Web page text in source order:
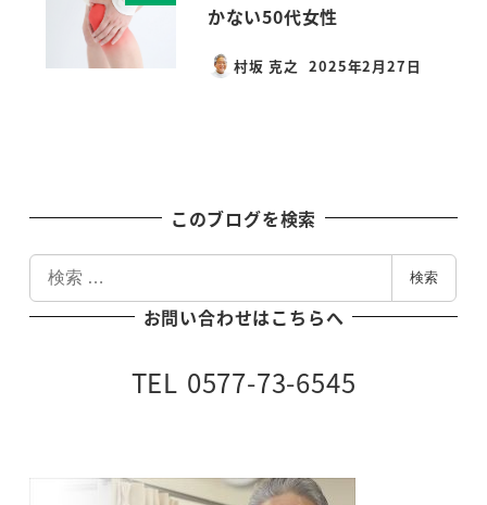
かない50代女性
村坂 克之
投稿日
2025年2月27日
このブログを検索
検
索
検索
お問い合わせはこちらへ
TEL 0577-73-6545